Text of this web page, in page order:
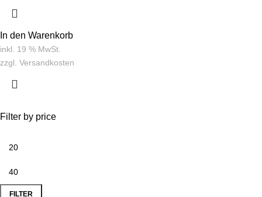
Filter by price
FILTER
In den Warenkorb
inkl. 19 % MwSt.
zzgl. Versandkosten